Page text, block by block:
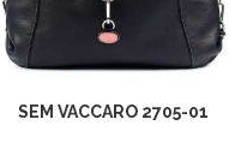
SEM VACCARO 2705-01